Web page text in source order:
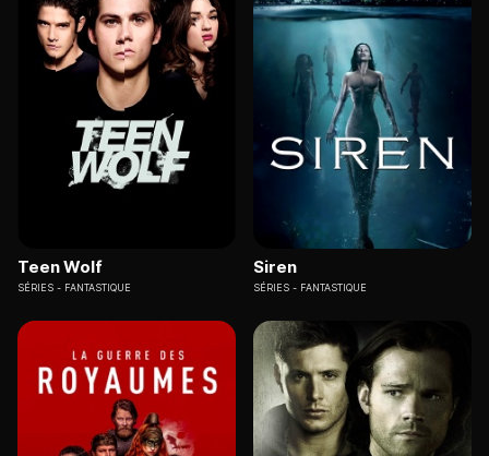
Teen Wolf
SÉRIES FANTASTIQUE
Siren
SÉRIES FANTASTIQUE